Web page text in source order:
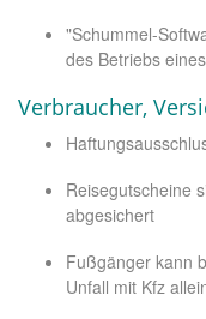
"Schummel-
des Betriebs
Verbraucher,
Reisegutscheine
abgesichert
Fußgänger kann
Unfall mit Kfz